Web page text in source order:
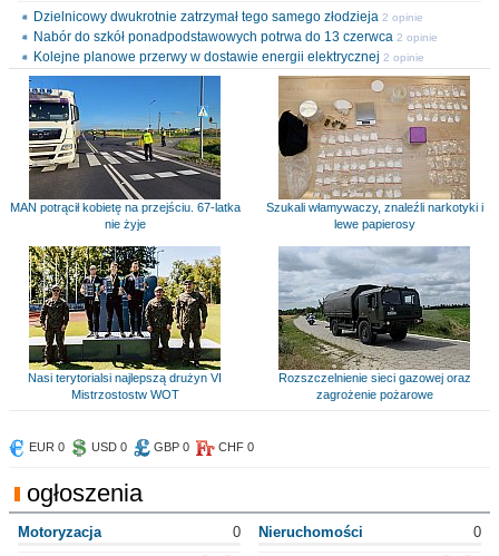
Dzielnicowy dwukrotnie zatrzymał tego samego złodzieja 2 opinie
Nabór do szkół ponadpodstawowych potrwa do 13 czerwca 2 opinie
Kolejne planowe przerwy w dostawie energii elektrycznej 2 opinie
MAN potrącił kobietę na przejściu. 67-latka
nie żyje
Szukali włamywaczy, znaleźli narkotyki i
lewe papierosy
Nasi terytorialsi najlepszą drużyn VI
Mistrzostostw WOT
Rozszczelnienie sieci gazowej oraz
zagrożenie pożarowe
EUR 0 USD 0 GBP 0 CHF 0
ogłoszenia
Motoryzacja 0 Nieruchomości 0